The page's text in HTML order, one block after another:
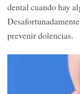
dental cuando hay
prevenir dolencias.